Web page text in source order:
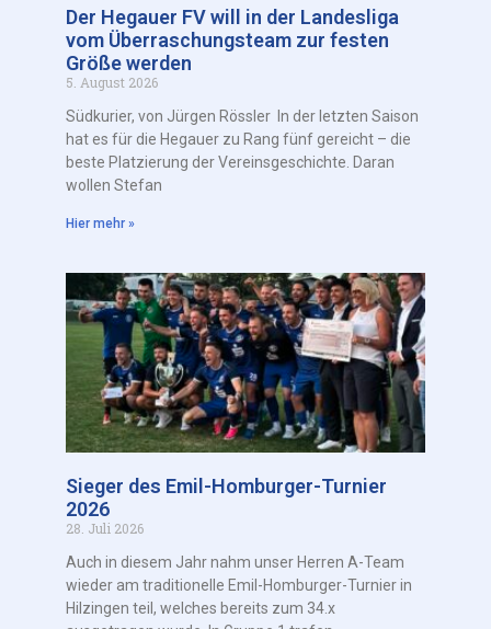
Der Hegauer FV will in der Landesliga
vom Überraschungsteam zur festen
Größe werden
5. August 2026
Südkurier, von Jürgen Rössler In der letzten Saison
hat es für die Hegauer zu Rang fünf gereicht – die
beste Platzierung der Vereinsgeschichte. Daran
wollen Stefan
Hier mehr »
Sieger des Emil-Homburger-Turnier
2026
28. Juli 2026
Auch in diesem Jahr nahm unser Herren A-Team
wieder am traditionelle Emil-Homburger-Turnier in
Hilzingen teil, welches bereits zum 34.x